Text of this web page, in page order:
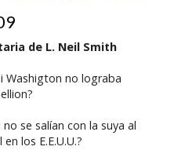
de L. Neil Smith
Washigton no lograba
se salían con la suya al
los E.E.U.U.?